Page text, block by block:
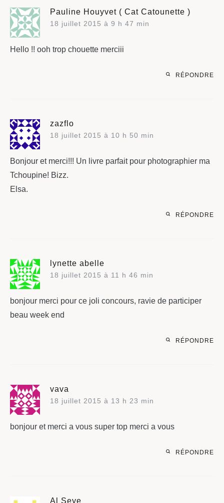
Pauline Houyvet ( Cat Catounette )
18 juillet 2015 à 9 h 47 min
Hello !! ooh trop chouette merciii
RÉPONDRE
zazflo
18 juillet 2015 à 10 h 50 min
Bonjour et merci!!! Un livre parfait pour photographier ma
Tchoupine! Bizz.
Elsa.
RÉPONDRE
lynette abelle
18 juillet 2015 à 11 h 46 min
bonjour merci pour ce joli concours, ravie de participer
beau week end
RÉPONDRE
vava
18 juillet 2015 à 13 h 23 min
bonjour et merci a vous super top merci a vous
RÉPONDRE
Al Seye